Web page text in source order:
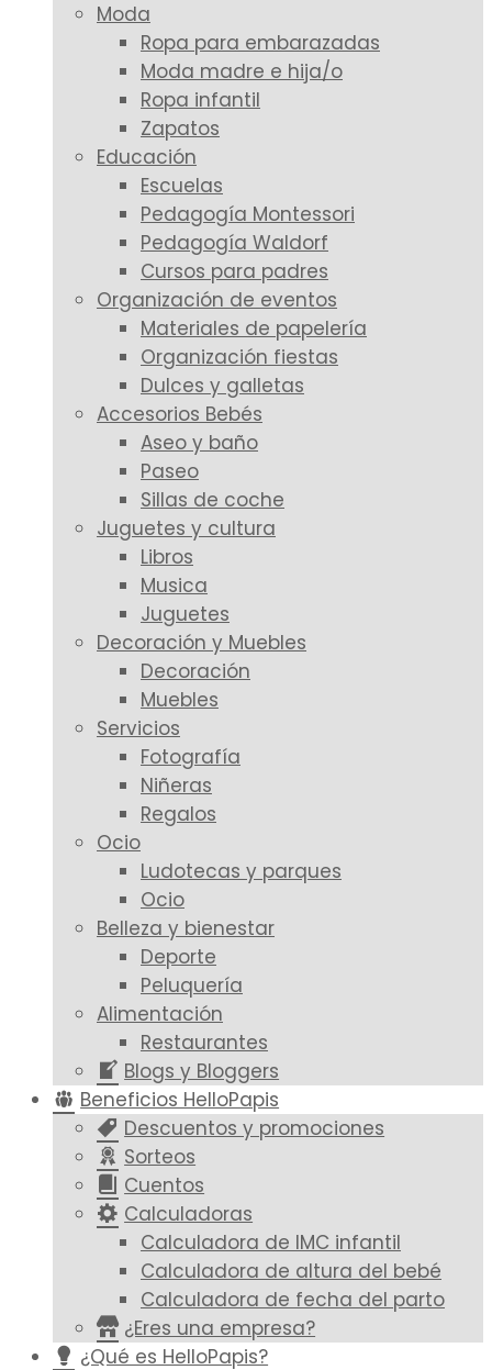
Moda
Ropa para embarazadas
Moda madre e hija/o
Ropa infantil
Zapatos
Educación
Escuelas
Pedagogía Montessori
Pedagogía Waldorf
Cursos para padres
Organización de eventos
Materiales de papelería
Organización fiestas
Dulces y galletas
Accesorios Bebés
Aseo y baño
Paseo
Sillas de coche
Juguetes y cultura
Libros
Musica
Juguetes
Decoración y Muebles
Decoración
Muebles
Servicios
Fotografía
Niñeras
Regalos
Ocio
Ludotecas y parques
Ocio
Belleza y bienestar
Deporte
Peluquería
Alimentación
Restaurantes
Blogs y Bloggers
Beneficios HelloPapis
Descuentos y promociones
Sorteos
Cuentos
Calculadoras
Calculadora de IMC infantil
Calculadora de altura del bebé
Calculadora de fecha del parto
¿Eres una empresa?
¿Qué es HelloPapis?